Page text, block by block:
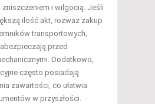
zniszczeniem i wilgocią. Jeśli
ilość akt, rozważ zakup
transportowych,
przed
Dodatkowo,
często posiadają
zawartości, co ułatwia
w przyszłości.